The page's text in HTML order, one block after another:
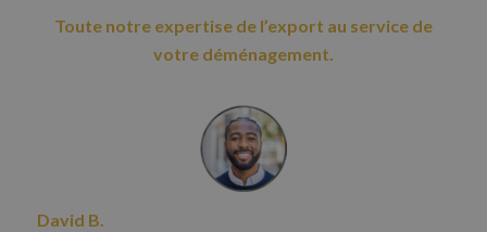
Toute notre expertise de l’export au service de
votre déménagement.
David B.